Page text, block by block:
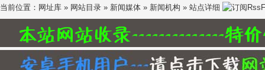
当前位置： 网址库 » 网站目录 » 新闻媒体 » 新闻机构 » 站点详细